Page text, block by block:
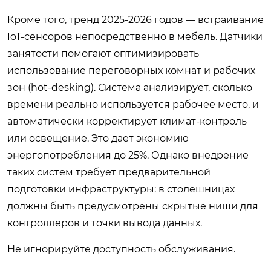
Кроме того, тренд 2025-2026 годов — встраивание
IoT-сенсоров непосредственно в мебель. Датчики
занятости помогают оптимизировать
использование переговорных комнат и рабочих
зон (hot-desking). Система анализирует, сколько
времени реально используется рабочее место, и
автоматически корректирует климат-контроль
или освещение. Это дает экономию
энергопотребления до 25%. Однако внедрение
таких систем требует предварительной
подготовки инфраструктуры: в столешницах
должны быть предусмотрены скрытые ниши для
контроллеров и точки вывода данных.
Не игнорируйте доступность обслуживания.